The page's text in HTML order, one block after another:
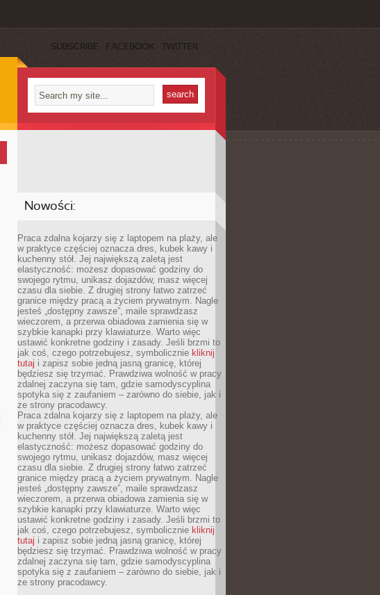
SUBSCRIBE FACEBOOK TWITTER
Nowości:
Praca zdalna kojarzy się z laptopem na plaży, ale
w praktyce częściej oznacza dres, kubek kawy i
kuchenny stół. Jej największą zaletą jest
elastyczność: możesz dopasować godziny do
swojego rytmu, unikasz dojazdów, masz więcej
czasu dla siebie. Z drugiej strony łatwo zatrzeć
granice między pracą a życiem prywatnym. Nagle
jesteś „dostępny zawsze”, maile sprawdzasz
wieczorem, a przerwa obiadowa zamienia się w
szybkie kanapki przy klawiaturze. Warto więc
ustawić konkretne godziny i zasady. Jeśli brzmi to
jak coś, czego potrzebujesz, symbolicznie kliknij
tutaj i zapisz sobie jedną jasną granicę, której
będziesz się trzymać. Prawdziwa wolność w pracy
zdalnej zaczyna się tam, gdzie samodyscyplina
spotyka się z zaufaniem – zarówno do siebie, jak i
ze strony pracodawcy.
Praca zdalna kojarzy się z laptopem na plaży, ale
w praktyce częściej oznacza dres, kubek kawy i
kuchenny stół. Jej największą zaletą jest
elastyczność: możesz dopasować godziny do
swojego rytmu, unikasz dojazdów, masz więcej
czasu dla siebie. Z drugiej strony łatwo zatrzeć
granice między pracą a życiem prywatnym. Nagle
jesteś „dostępny zawsze”, maile sprawdzasz
wieczorem, a przerwa obiadowa zamienia się w
szybkie kanapki przy klawiaturze. Warto więc
ustawić konkretne godziny i zasady. Jeśli brzmi to
jak coś, czego potrzebujesz, symbolicznie kliknij
tutaj i zapisz sobie jedną jasną granicę, której
będziesz się trzymać. Prawdziwa wolność w pracy
zdalnej zaczyna się tam, gdzie samodyscyplina
spotyka się z zaufaniem – zarówno do siebie, jak i
ze strony pracodawcy.